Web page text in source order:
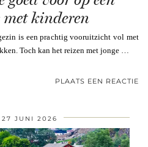
kinderen
is een prachtig vooruitzicht vol met
Toch kan het reizen met jonge …
PLAATS EEN REACTIE
27 JUNI 2026